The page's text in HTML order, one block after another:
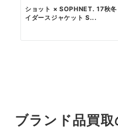
ショット × SOPHNET. 17秋冬
イダースジャケット S...
ブランド品買